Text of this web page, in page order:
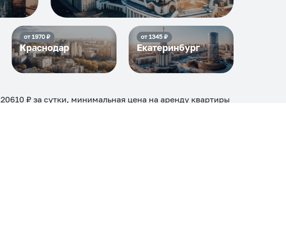
от 1970₽
Краснодар
от 1345₽
Екатеринбург
20610 ₽ за сутки, минимальная цена на аренду квартиры